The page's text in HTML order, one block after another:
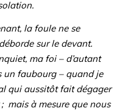
la foule ne se
sur le devant.
ma foi – d’autant
un faubourg – quand je
qui aussitôt fait dégager
mais à mesure que nous